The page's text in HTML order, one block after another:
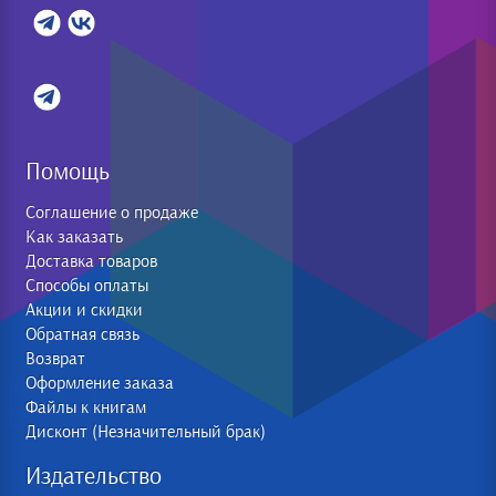
Помощь
Соглашение о продаже
Как заказать
Доставка товаров
Способы оплаты
Акции и скидки
Обратная связь
Возврат
Оформление заказа
Файлы к книгам
Дисконт (Незначительный брак)
Издательство